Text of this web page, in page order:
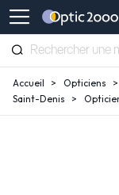
Accueil Opticiens
Saint-Denis